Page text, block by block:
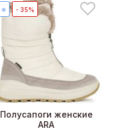
❄ - 35%
Полусапоги женские
ARA